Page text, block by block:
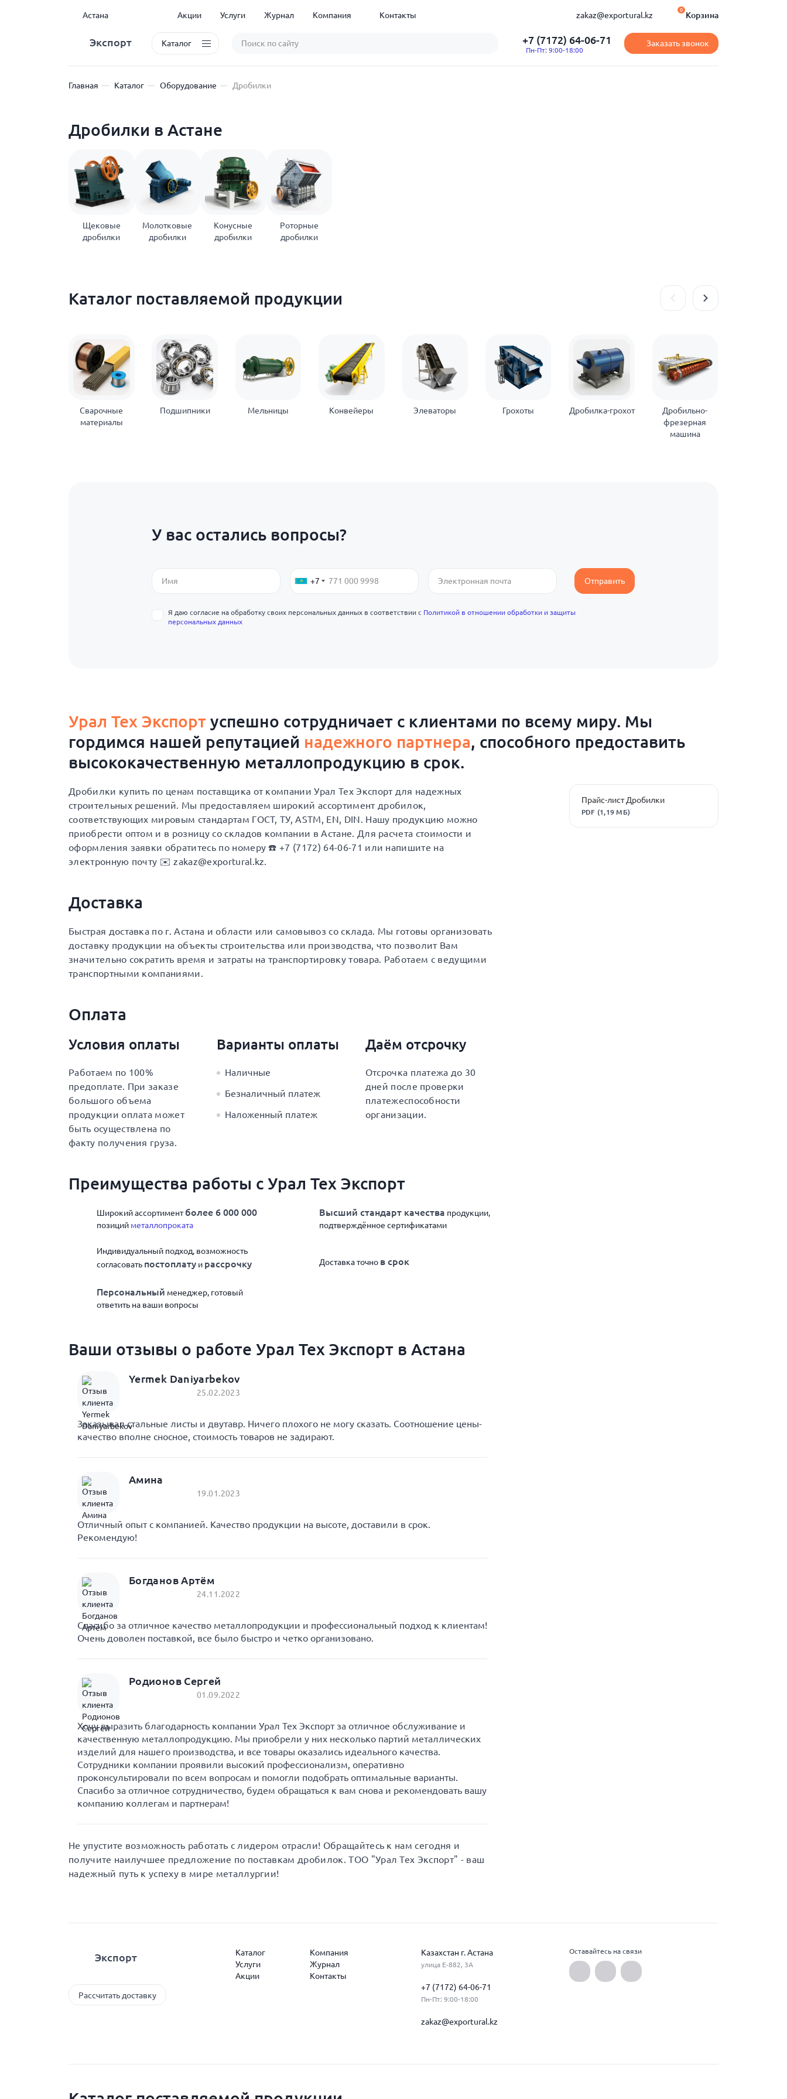
Астана Акции Услуги Журнал Компания Контакты zakaz@exportural.kz Корзина
0
Экспорт Каталог +7 (7172) 64-06-71
Пн-Пт: 9:00-18:00
Заказать звонок
Главная Каталог Оборудование Дробилки
Дробилки в Астане
Щековые
дробилки
Молотковые
дробилки
Конусные
дробилки
Роторные
дробилки
Каталог поставляемой продукции
Сварочные
материалы
Подшипники Мельницы Конвейеры Элеваторы Грохоты Дробилка-грохот
Дробильно-
фрезерная
машина
У вас остались вопросы?
+7 Отправить
Я даю согласие на обработку своих персональных данных в соответствии с Политикой в отношении обработки и защиты
персональных данных
Урал Тех Экспорт успешно сотрудничает с клиентами по всему миру. Мы
гордимся нашей репутацией надежного партнера, способного предоставить
высококачественную металлопродукцию в срок.
Дробилки купить по ценам поставщика от компании Урал Тех Экспорт для надежных
строительных решений. Мы предоставляем широкий ассортимент дробилок,
соответствующих мировым стандартам ГОСТ, ТУ, ASTM, EN, DIN. Нашу продукцию можно
приобрести оптом и в розницу со складов компании в Астане. Для расчета стоимости и
оформления заявки обратитесь по номеру ☎️ +7 (7172) 64-06-71 или напишите на
электронную почту ✉️ zakaz@exportural.kz.
Доставка
Быстрая доставка по г. Астана и области или самовывоз со склада. Мы готовы организовать
доставку продукции на объекты строительства или производства, что позволит Вам
значительно сократить время и затраты на транспортировку товара. Работаем с ведущими
транспортными компаниями.
Оплата
Условия оплаты
Работаем по 100%
предоплате. При заказе
большого объема
продукции оплата может
быть осуществлена по
факту получения груза.
Варианты оплаты
Наличные
Безналичный платеж
Наложенный платеж
Даём отсрочку
Отсрочка платежа до 30
дней после проверки
платежеспособности
организации.
Преимущества работы с Урал Тех Экспорт
Широкий ассортиментболее 6 000 000
позиций металлопроката
Высший стандарт качества продукции,
подтверждённое сертификатами
Индивидуальный подход, возможность
согласовать постоплату и рассрочку Доставка точно в срок
Персональный менеджер, готовый
ответить на ваши вопросы
Ваши отзывы о работе Урал Тех Экспорт в Астана
Yermek Daniyarbekov
25.02.2023
Заказывал стальные листы и двутавр. Ничего плохого не могу сказать. Соотношение цены-
качество вполне сносное, стоимость товаров не задирают.
Амина
19.01.2023
Отличный опыт с компанией. Качество продукции на высоте, доставили в срок.
Рекомендую!
Богданов Артём
24.11.2022
Спасибо за отличное качество металлопродукции и профессиональный подход к клиентам!
Очень доволен поставкой, все было быстро и четко организовано.
Родионов Сергей
01.09.2022
Хочу выразить благодарность компании Урал Тех Экспорт за отличное обслуживание и
качественную металлопродукцию. Мы приобрели у них несколько партий металлических
изделий для нашего производства, и все товары оказались идеального качества.
Сотрудники компании проявили высокий профессионализм, оперативно
проконсультировали по всем вопросам и помогли подобрать оптимальные варианты.
Спасибо за отличное сотрудничество, будем обращаться к вам снова и рекомендовать вашу
компанию коллегам и партнерам!
Не упустите возможность работать с лидером отрасли! Обращайтесь к нам сегодня и
получите наилучшее предложение по поставкам дробилок. ТОО "Урал Тех Экспорт" - ваш
надежный путь к успеху в мире металлургии!
Прайс-лист Дробилки
PDF (1,19 МБ)
Экспорт
Рассчитать доставку
Каталог
Компания
Услуги
Журнал
Акции
Контакты
Казахстан г. Астана
улица Е-882, 3А
+7 (7172) 64-06-71
Пн-Пт: 9:00-18:00
zakaz@exportural.kz
Оставайтесь на связи